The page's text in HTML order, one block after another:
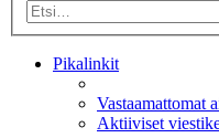
Pikalinkit
Vastaamattomat
Aktiiviset